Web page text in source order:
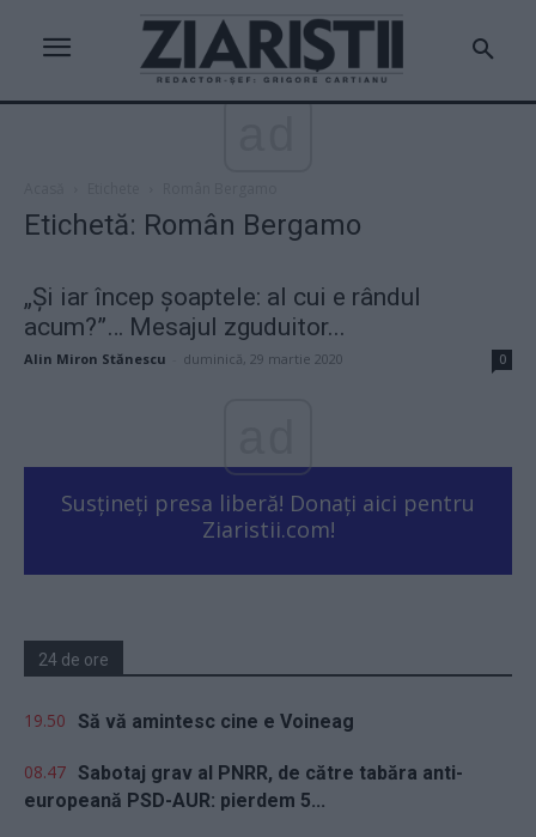
Etichetă: Român Bergamo
„Și iar încep șoaptele: al cui e rândul
acum?”… Mesajul zguduitor...
Alin Miron Stănescu duminică, 29 martie 2020 0
Susțineți presa liberă! Donați aici pentru
Ziaristii.com!
24 de ore
19.50 Să vă amintesc cine e Voineag
08.47 Sabotaj grav al PNRR, de către tabăra anti-
europeană PSD-AUR: pierdem 5...